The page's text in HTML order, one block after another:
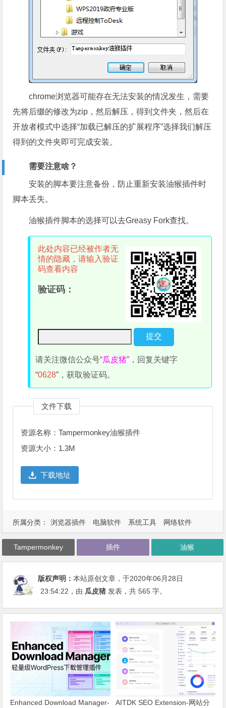
chrome浏览器可能存在无法安装的情况发生，需要
先将后缀的修改为zip，然后解压，得到文件夹，然后在
开放者模式中选择“加载已解压的扩展程序”选择我们解压
得到的文件夹即可完成安装。
需要注意啥？
安装的脚本要注意备份，防止重新安装油猴插件时
脚本丢失。
油猴插件脚本的选择可以去Greasy Fork查找。
此处内容已经被作者无
情的隐藏，请输入验证
码查看内容
验证码：
请关注微信公众号“瓜皮猪” ，回复关键字
“0628”，获取验证码。
文件下载
资源名称：Tampermonkey油猴插件
资源大小：1.3M
下载地址
所属分类： 浏览器插件 电脑软件 系统工具 网络软件
Tampermonkey 插件 油猴
版权声明：本站原创文章，于2020年06月28日
23:54:22 ，由 瓜皮猪 发表，共 565 字。
Enhanced Download Manager-
AITDK SEO Extension-网站分